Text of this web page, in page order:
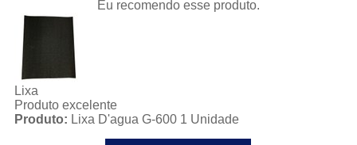
Eu recomendo esse produto.
Lixa
Produto excelente
Produto: Lixa D'agua G-600 1 Unidade